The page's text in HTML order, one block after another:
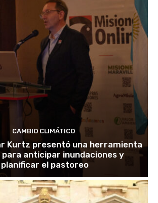
CAMBIO CLIMÁTICO
Kurtz presentó una herramienta
para anticipar inundaciones y
planificar el pastoreo